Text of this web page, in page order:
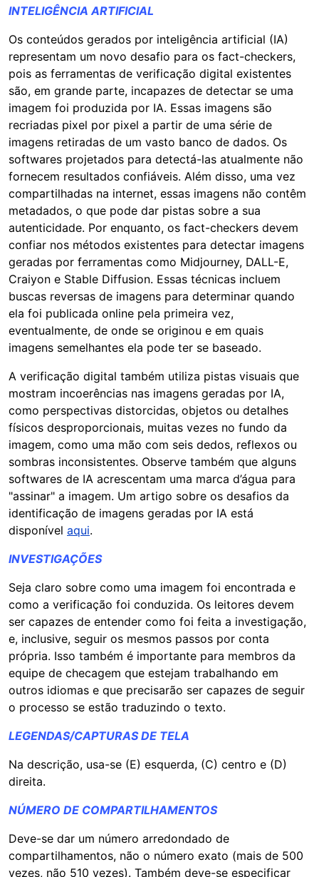
INTELIGÊNCIA ARTIFICIAL
Os conteúdos gerados por inteligência artificial (IA)
representam um novo desafio para os fact-checkers,
pois as ferramentas de verificação digital existentes
são, em grande parte, incapazes de detectar se uma
imagem foi produzida por IA. Essas imagens são
recriadas pixel por pixel a partir de uma série de
imagens retiradas de um vasto banco de dados. Os
softwares projetados para detectá-las atualmente não
fornecem resultados confiáveis. Além disso, uma vez
compartilhadas na internet, essas imagens não contêm
metadados, o que pode dar pistas sobre a sua
autenticidade. Por enquanto, os fact-checkers devem
confiar nos métodos existentes para detectar imagens
geradas por ferramentas como Midjourney, DALL-E,
Craiyon e Stable Diffusion. Essas técnicas incluem
buscas reversas de imagens para determinar quando
ela foi publicada online pela primeira vez,
eventualmente, de onde se originou e em quais
imagens semelhantes ela pode ter se baseado.
A verificação digital também utiliza pistas visuais que
mostram incoerências nas imagens geradas por IA,
como perspectivas distorcidas, objetos ou detalhes
físicos desproporcionais, muitas vezes no fundo da
imagem, como uma mão com seis dedos, reflexos ou
sombras inconsistentes. Observe também que alguns
softwares de IA acrescentam uma marca d’água para
"assinar" a imagem. Um artigo sobre os desafios da
identificação de imagens geradas por IA está
disponível aqui.
INVESTIGAÇÕES
Seja claro sobre como uma imagem foi encontrada e
como a verificação foi conduzida. Os leitores devem
ser capazes de entender como foi feita a investigação,
e, inclusive, seguir os mesmos passos por conta
própria. Isso também é importante para membros da
equipe de checagem que estejam trabalhando em
outros idiomas e que precisarão ser capazes de seguir
o processo se estão traduzindo o texto.
LEGENDAS/CAPTURAS DE TELA
Na descrição, usa-se (E) esquerda, (C) centro e (D)
direita.
NÚMERO DE COMPARTILHAMENTOS
Deve-se dar um número arredondado de
compartilhamentos, não o número exato (mais de 500
vezes, não 510 vezes). Também deve-se especificar